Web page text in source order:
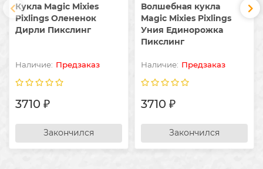
Кукла Magic Mixies
Pixlings Олененок
Дирли Пикслинг
Предзаказ
3710 ₽
Закончился
Волшебная кукла
Magic Mixies Pixlings
Уния Единорожка
Пикслинг
Предзаказ
3710 ₽
Закончился